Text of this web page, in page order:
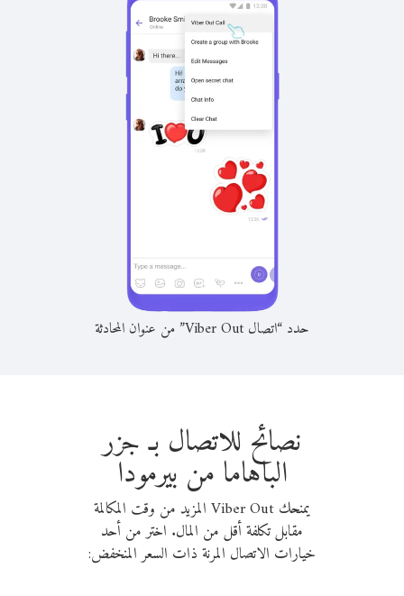
حدد “اتصال Viber Out” من عنوان المحادثة
نصائح للاتصال بـ جزر
الباهاما من بيرمودا
يمنحك Viber Out المزيد من وقت المكالمة
مقابل تكلفة أقل من المال. اختر من أحد
خيارات الاتصال المرنة ذات السعر المنخفض: